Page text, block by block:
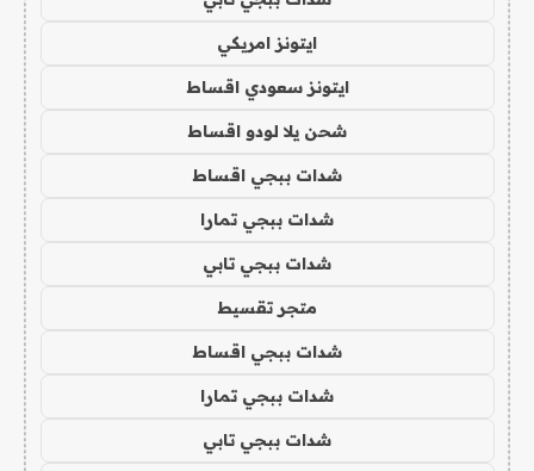
ايتونز امريكي
ايتونز سعودي اقساط
شحن يلا لودو اقساط
شدات ببجي اقساط
شدات ببجي تمارا
شدات ببجي تابي
متجر تقسيط
شدات ببجي اقساط
شدات ببجي تمارا
شدات ببجي تابي